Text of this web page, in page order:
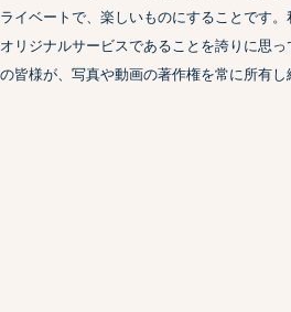
ライベートで、楽しいものにすることです
オリジナルサービスであることを誇りに思
の皆様が、写真や動画の著作権を常に所有し